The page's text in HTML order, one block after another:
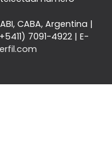
, CABA, Argentina |
7091-4922| E-